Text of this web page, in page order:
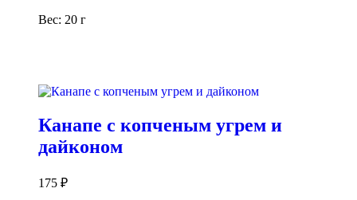
Вес: 20 г
Канапе с копченым угрем и
дайконом
175 ₽